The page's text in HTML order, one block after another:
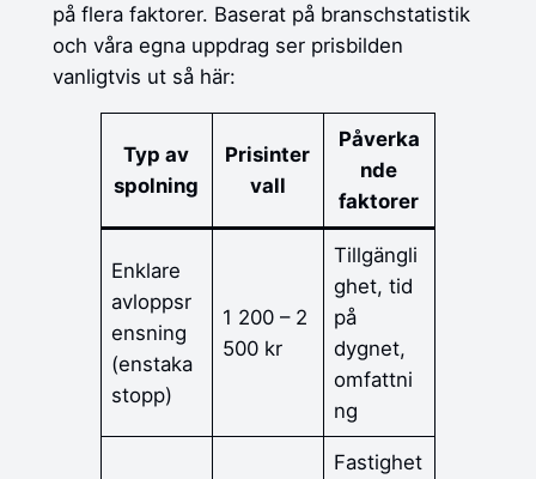
på flera faktorer. Baserat på branschstatistik
och våra egna uppdrag ser prisbilden
vanligtvis ut så här:
Typ av
spolning
Prisinter
vall
Påverka
nde
faktorer
Enklare
avloppsr
ensning
(enstaka
stopp)
1 200 – 2
500 kr
Tillgängli
ghet, tid
på
dygnet,
omfattni
ng
Fastighet